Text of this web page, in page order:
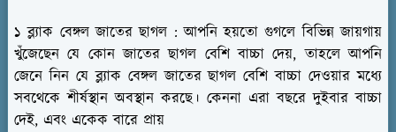
১ ব্ল্যাক বেঙ্গল জাতের ছাগল : আপনি হয়তো গুগলে বিভিন্ন জায়গায়
খুঁজেছেন যে কোন জাতের ছাগল বেশি বাচ্চা দেয়, তাহলে আপনি
জেনে নিন যে ব্ল্যাক বেঙ্গল জাতের ছাগল বেশি বাচ্চা দেওয়ার মধ্যে
সবথেকে শীর্ষস্থান অবস্থান করছে। কেননা এরা বছরে দুইবার বাচ্চা
দেই, এবং একেক বারে প্রায়